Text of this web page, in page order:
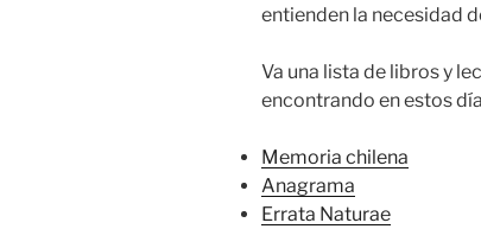
entienden la necesidad
Va una lista de libros y
encontrando en estos
Memoria chilena
Anagrama
Errata Naturae